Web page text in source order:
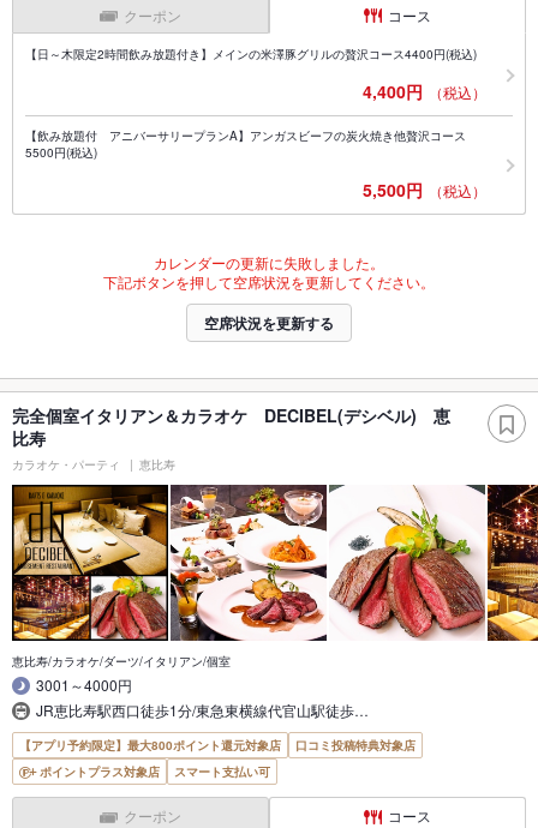
クーポン コース
【日～木限定2時間飲み放題付き】メインの米澤豚グリルの贅沢コース4400円(税込)
4,400円 （税込）
【飲み放題付 アニバーサリープランA】アンガスビーフの炭火焼き他贅沢コース
5500円(税込)
5,500円 （税込）
カレンダーの更新に失敗しました。
下記ボタンを押して空席状況を更新してください。
空席状況を更新する
完全個室イタリアン＆カラオケ DECIBEL(デシベル) 恵
比寿
カラオケ・パーティ 恵比寿
恵比寿/カラオケ/ダーツ/イタリアン/個室
3001～4000円
JR恵比寿駅西口徒歩1分/東急東横線代官山駅徒歩…
【アプリ予約限定】最大800ポイント還元対象店
口コミ投稿特典対象店
ポイントプラス対象店
スマート支払い可
クーポン コース